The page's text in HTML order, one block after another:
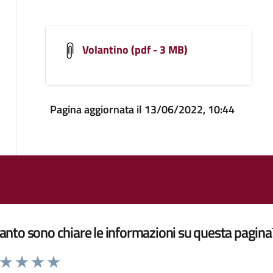
Volantino (pdf - 3 MB)
Pagina aggiornata il 13/06/2022, 10:44
sono chiare le informazioni su questa
da 1 a 5 stelle la pagina